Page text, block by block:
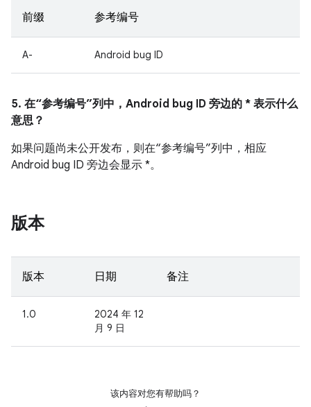
前缀 参考编号
A- Android bug ID
5. 在“参考编号”列中，Android bug ID 旁边的 * 表示什么
意思？
如果问题尚未公开发布，则在“参考编号”列中，相应
Android bug ID 旁边会显示 *。
版本
版本 日期 备注
1.0
2024 年 12
月 9 日
该内容对您有帮助吗？